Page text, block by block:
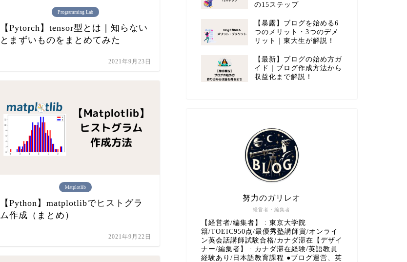
Programming Lab
【Pytorch】tensor型とは｜知らない
とまずいものをまとめてみた
2021年9月23日
Matplotlib
【Python】matplotlibでヒストグラ
ム作成（まとめ）
2021年9月22日
の15ステップ
【暴露】ブログを始める6
つのメリット・3つのデメ
リット｜東大生が解説！
【最新】ブログの始め方ガ
イド｜ブログ作成方法から
収益化まで解説！
経営者・編集者
努力のガリレオ
【経営者/編集者】 : 東京大学院
籍/TOEIC950点/最優秀塾講師賞/オンライ
ン英会話講師試験合格/カナダ滞在【デザイ
ナー/編集者】 : カナダ滞在経験/英語教員
経験あり/日本語教育課程 ●ブログ運営、英